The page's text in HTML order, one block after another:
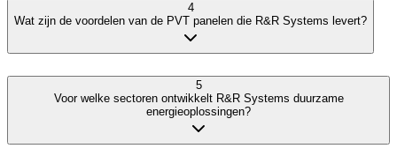
4
Wat zijn de voordelen van de PVT panelen die R&R Systems levert?
5
Voor welke sectoren ontwikkelt R&R Systems duurzame
energieoplossingen?